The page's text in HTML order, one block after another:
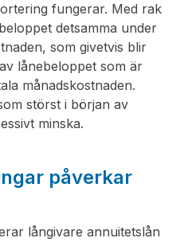
fungerar. Med rak
detsamma under
som givetvis blir
lånebeloppet som är
månadskostnaden.
störst i början av
minska.
påverkar
långivare annuitetslån